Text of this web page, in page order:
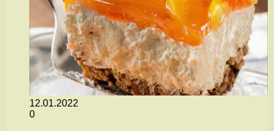
12.01.2022
0